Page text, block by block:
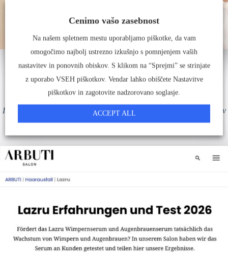
Izpostavljeno s strani artistov, revij in uporabnic kot učinkovita rešitev
Cenimo vašo zasebnost
Na našem spletnem mestu uporabljamo piškotke, da vam
omogočimo najbolj ustrezno izkušnjo s pomnjenjem vaših
nastavitev in ponovnih obiskov. S klikom na “Sprejmi” se strinjate
z uporabo VSEH piškotkov. Vendar lahko obiščete Nastavitve
piškotkov in zagotovite nadzorovano soglasje.
ACCEPT ALL